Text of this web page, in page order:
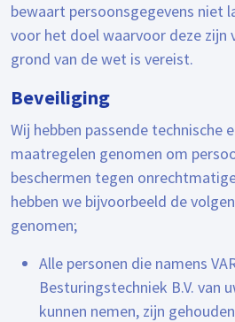
bewaart persoonsgegevens niet
voor het doel waarvoor deze zijn
grond van de wet is vereist.
Beveiliging
Wij hebben passende technische
maatregelen genomen om
beschermen tegen
hebben we bijvoorbeeld de
genomen;
Alle personen die namens
Besturingstechniek B.V. van
kunnen nemen, zijn